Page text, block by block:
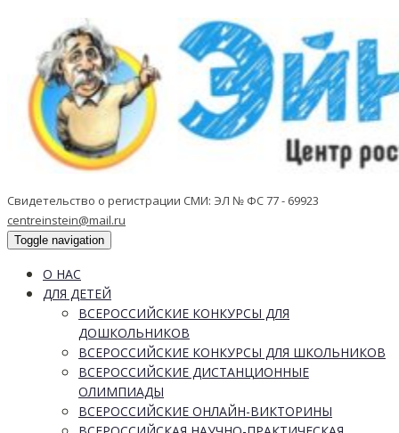
Свидетельство о регистрации СМИ: ЭЛ № ФС 77 - 69923
centreinstein@mail.ru
Toggle navigation
О НАС
ДЛЯ ДЕТЕЙ
ВСЕРОССИЙСКИЕ КОНКУРСЫ ДЛЯ
ДОШКОЛЬНИКОВ
ВСЕРОССИЙСКИЕ КОНКУРСЫ ДЛЯ ШКОЛЬНИКОВ
ВСЕРОССИЙСКИЕ ДИСТАНЦИОННЫЕ
ОЛИМПИАДЫ
ВСЕРОССИЙСКИЕ ОНЛАЙН-ВИКТОРИНЫ